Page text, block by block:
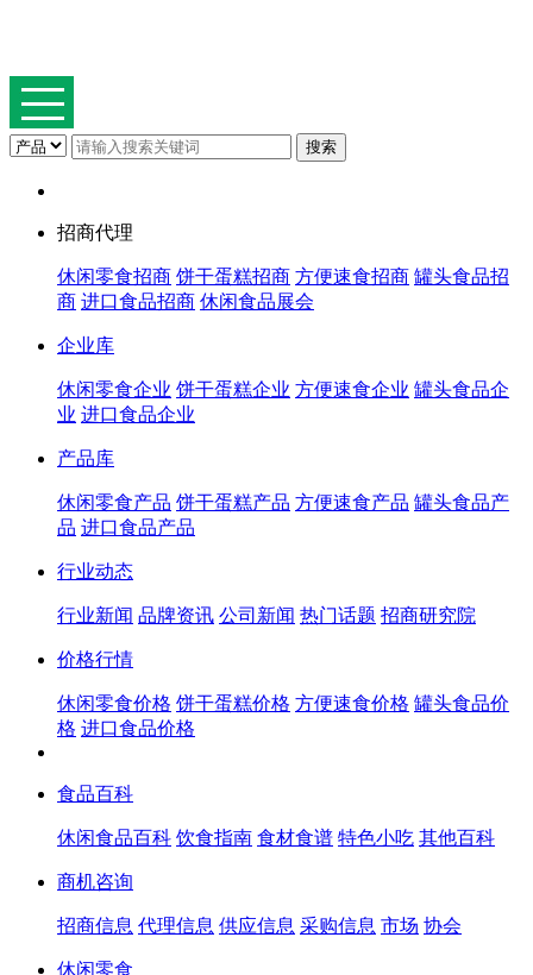
招商代理
休闲零食招商 饼干蛋糕招商 方便速食招商 罐头食品招
商 进口食品招商 休闲食品展会
企业库
休闲零食企业 饼干蛋糕企业 方便速食企业 罐头食品企
业 进口食品企业
产品库
休闲零食产品 饼干蛋糕产品 方便速食产品 罐头食品产
品 进口食品产品
行业动态
行业新闻 品牌资讯 公司新闻 热门话题 招商研究院
价格行情
休闲零食价格 饼干蛋糕价格 方便速食价格 罐头食品价
格 进口食品价格
食品百科
休闲食品百科 饮食指南 食材食谱 特色小吃 其他百科
商机咨询
招商信息 代理信息 供应信息 采购信息 市场 协会
休闲零食